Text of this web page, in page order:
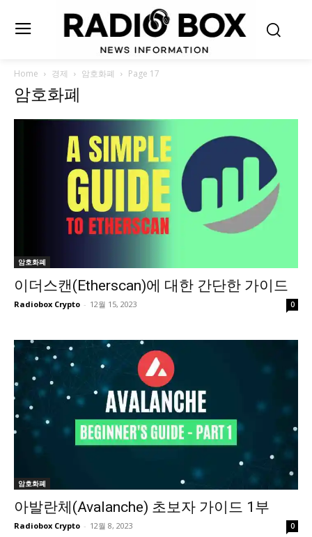
Home 경제 암호화폐 Page 17
암호화폐
암호화폐
이더스캔(Etherscan)에 대한 간단한 가이드
Radiobox Crypto - 12월 15, 2023 0
암호화폐
아발란체(Avalanche) 초보자 가이드 1부
Radiobox Crypto - 12월 8, 2023 0